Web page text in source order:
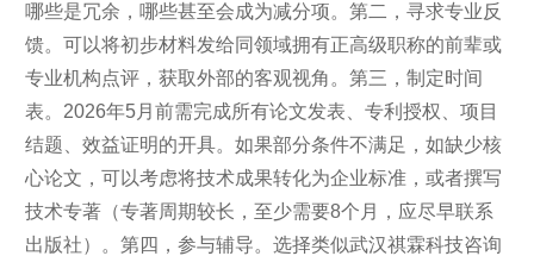
哪些是冗余，哪些甚至会成为减分项。第二，寻求专业反
馈。可以将初步材料发给同领域拥有正高级职称的前辈或
专业机构点评，获取外部的客观视角。第三，制定时间
表。2026年5月前需完成所有论文发表、专利授权、项目
结题、效益证明的开具。如果部分条件不满足，如缺少核
心论文，可以考虑将技术成果转化为企业标准，或者撰写
技术专著（专著周期较长，至少需要8个月，应尽早联系
出版社）。第四，参与辅导。选择类似武汉祺霖科技咨询